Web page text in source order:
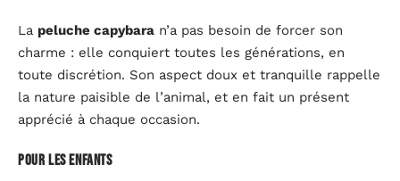
La peluche capybara n’a pas besoin de forcer son
charme : elle conquiert toutes les générations, en
toute discrétion. Son aspect doux et tranquille rappelle
la nature paisible de l’animal, et en fait un présent
apprécié à chaque occasion.
Pour les enfants